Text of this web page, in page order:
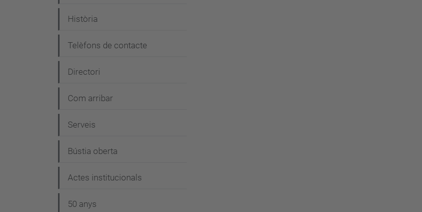
ó
Història
Telèfons de contacte
Directori
Com arribar
Serveis
Bústia oberta
Actes institucionals
50 anys